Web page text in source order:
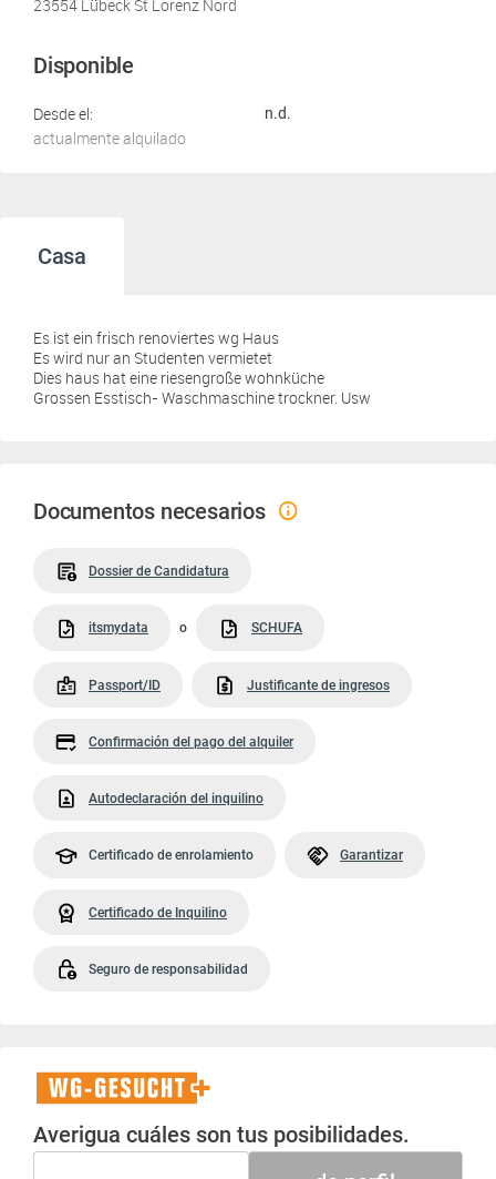
23554 Lübeck St Lorenz Nord
Disponible
Desde el: n.d.
actualmente alquilado
Casa
Es ist ein frisch renoviertes wg Haus
Es wird nur an Studenten vermietet
Dies haus hat eine riesengroße wohnküche
Grossen Esstisch- Waschmaschine trockner. Usw
Documentos necesarios
Dossier de Candidatura
itsmydata o SCHUFA
Passport/ID Justificante de ingresos
Confirmación del pago del alquiler
Autodeclaración del inquilino
Certificado de enrolamiento Garantizar
Certificado de Inquilino
Seguro de responsabilidad
WG-
Gesucht+
Averigua cuáles son tus posibilidades.